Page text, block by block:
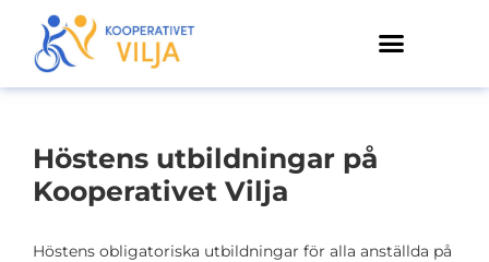
Höstens utbildningar på
Kooperativet Vilja
Höstens obligatoriska utbildningar för alla anställda på